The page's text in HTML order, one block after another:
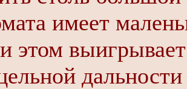
имеет
этом